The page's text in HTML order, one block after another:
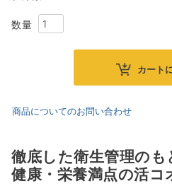
カート
商品についてのお問い合わせ
徹底した衛生管理の
健康・栄養満点の活コ